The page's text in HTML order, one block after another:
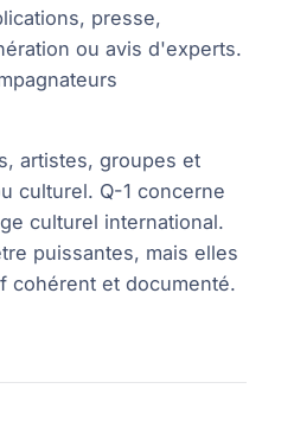
presse,
ou avis d'experts.
artistes, groupes et
culturel. Q-1 concerne
culturel international.
puissantes, mais elles
cohérent et documenté.